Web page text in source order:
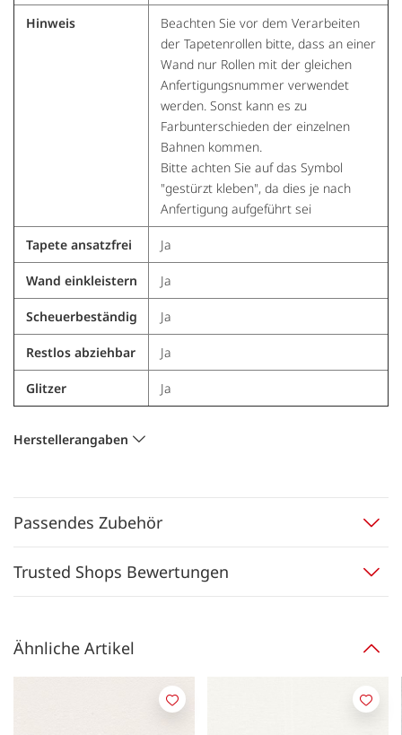
Hinweis
Beachten Sie vor dem Verarbeiten
der Tapetenrollen bitte, dass an einer
Wand nur Rollen mit der gleichen
Anfertigungsnummer verwendet
werden. Sonst kann es zu
Farbunterschieden der einzelnen
Bahnen kommen.
Bitte achten Sie auf das Symbol
"gestürzt kleben", da dies je nach
Anfertigung aufgeführt sei
Tapete ansatzfrei Ja
Wand einkleistern Ja
Scheuerbeständig Ja
Restlos abziehbar Ja
Glitzer Ja
Herstellerangaben
Passendes Zubehör
Trusted Shops Bewertungen
Ähnliche Artikel
Merken